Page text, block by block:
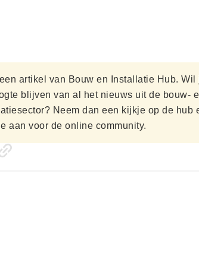
artikel van Bouw en Installatie Hub. Wil
blijven van al het nieuws uit de bouw-
Neem dan een kijkje op de hub
aan voor de online community.